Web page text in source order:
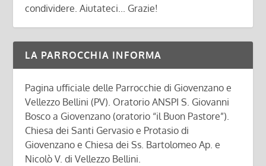
condividere. Aiutateci... Grazie!
LA PARROCCHIA INFORMA
Pagina ufficiale delle Parrocchie di Giovenzano e
Vellezzo Bellini (PV). Oratorio ANSPI S. Giovanni
Bosco a Giovenzano (oratorio “il Buon Pastore”).
Chiesa dei Santi Gervasio e Protasio di
Giovenzano e Chiesa dei Ss. Bartolomeo Ap. e
Nicolò V. di Vellezzo Bellini.